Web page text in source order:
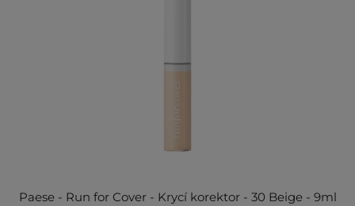
Paese - Run for Cover - Krycí korektor - 30 Beige - 9ml